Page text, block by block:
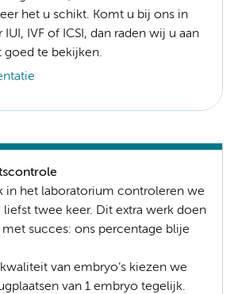
het u schikt. Komt u bij ons in
IVF of ICSI, dan raden wij u aan
goed te bekijken.
in het laboratorium controleren we
liefst twee keer. Dit extra werk doen
succes: ons percentage blije
van embryo’s kiezen we
van 1 embryo tegelijk.